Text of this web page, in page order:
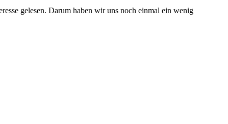
gelesen. Darum haben wir uns noch einmal ein wenig